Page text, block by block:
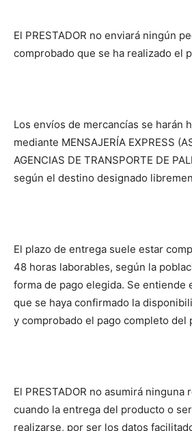
El PRESTADOR no enviará ningún
comprobado que se ha realizado el
Los envíos de mercancías se harán
mediante MENSAJERÍA EXPRESS
AGENCIAS DE TRANSPORTE DE
según el destino designado
El plazo de entrega suele estar
48 horas laborables, según la
forma de pago elegida. Se entiende
que se haya confirmado la
y comprobado el pago completo del
El PRESTADOR no asumirá ninguna
cuando la entrega del producto o
realizarse, por ser los datos